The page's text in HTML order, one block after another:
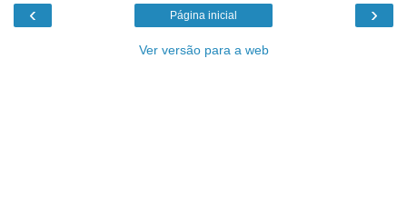
‹ ›
Página inicial
Ver versão para a web